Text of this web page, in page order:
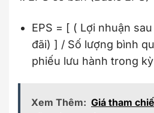
EPS = [ ( Lợi nhuận
đãi) ] / Số lượng bình
phiếu lưu hành trong kỳ
Xem Thêm: Giá tham